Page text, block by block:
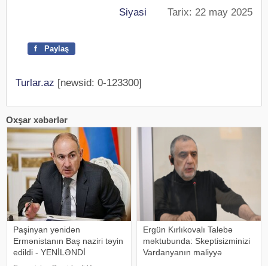
Siyasi Tarix: 22 may 2025
f Paylaş
Turlar.az [newsid: 0-123300]
Oxşar xəbərlər
Paşinyan yenidən
Ermənistanın Baş naziri təyin
edildi - YENİLƏNDİ
Ergün Kırlıkovalı Talebə
məktubunda: Skeptisizminizi
Vardanyanın maliyyə